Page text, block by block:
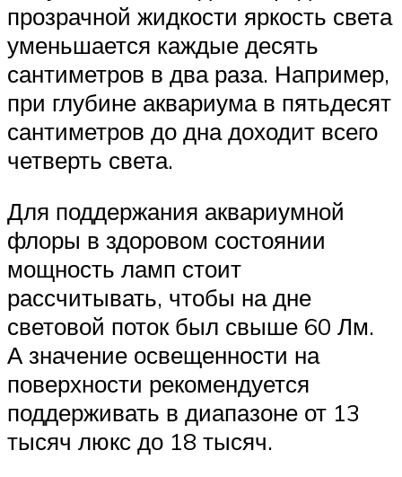
прозрачной жидкости яркость света
уменьшается каждые десять
сантиметров в два раза. Например,
при глубине аквариума в пятьдесят
сантиметров до дна доходит всего
четверть света.
Для поддержания аквариумной
флоры в здоровом состоянии
мощность ламп стоит
рассчитывать, чтобы на дне
световой поток был свыше 60 Лм.
А значение освещенности на
поверхности рекомендуется
поддерживать в диапазоне от 13
тысяч люкс до 18 тысяч.